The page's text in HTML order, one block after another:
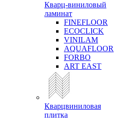
Кварц-виниловый
ламинат
FINEFLOOR
ECOCLICK
VINILAM
AQUAFLOOR
FORBO
ART EAST
Кварцвиниловая
плитка